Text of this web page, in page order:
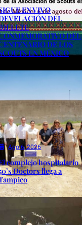
EN VIVO
DEL
DEL
DE LOS
EN MÉXICO
Ago 6, 2026
complejo hospitalario
Doctors llega a